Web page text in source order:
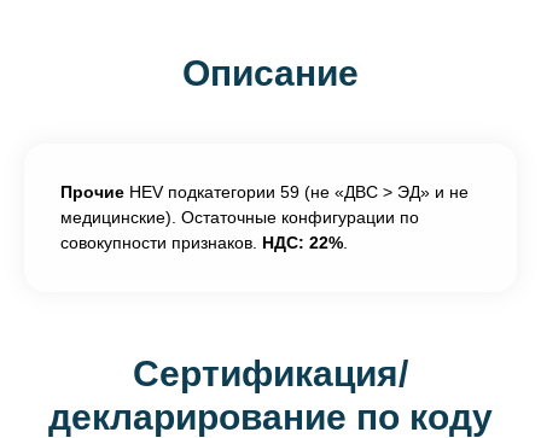
Описание
Прочие HEV подкатегории 59 (не «ДВС > ЭД» и не
медицинские). Остаточные конфигурации по
совокупности признаков. НДС: 22%
Сертификация/
декларирование по коду